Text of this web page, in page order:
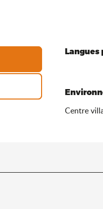
Langues
Langues
Centre